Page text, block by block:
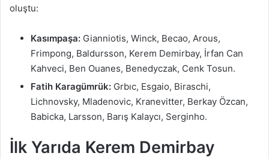
oluştu:
Kasımpaşa: Gianniotis, Winck, Becao, Arous,
Frimpong, Baldursson, Kerem Demirbay, İrfan Can
Kahveci, Ben Ouanes, Benedyczak, Cenk Tosun.
Fatih Karagümrük: Grbıc, Esgaio, Biraschi,
Lichnovsky, Mladenovic, Kranevitter, Berkay Özcan,
Babicka, Larsson, Barış Kalaycı, Serginho.
İlk Yarıda Kerem Demirbay